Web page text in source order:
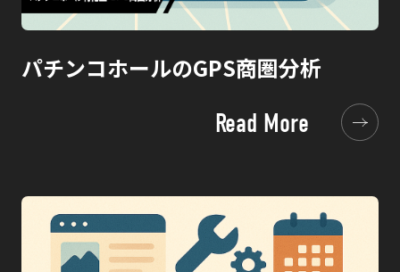
パチンコホールのGPS商圏分析
Read More